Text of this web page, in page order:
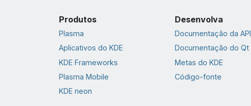
Produtos
Plasma
Aplicativos do KDE
KDE Frameworks
Plasma Mobile
KDE neon
Desenvolva
Documentação da API
Documentação do Qt
Metas do KDE
Código-fonte